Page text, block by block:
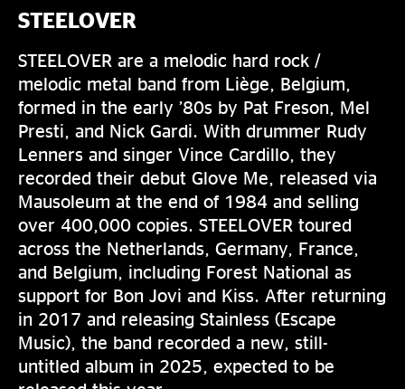
STEELOVER
STEELOVER are a melodic hard rock /
melodic metal band from Liège, Belgium,
formed in the early ’80s by Pat Freson, Mel
Presti, and Nick Gardi. With drummer Rudy
Lenners and singer Vince Cardillo, they
recorded their debut Glove Me, released via
Mausoleum at the end of 1984 and selling
over 400,000 copies. STEELOVER toured
across the Netherlands, Germany, France,
and Belgium, including Forest National as
support for Bon Jovi and Kiss. After returning
in 2017 and releasing Stainless (Escape
Music), the band recorded a new, still-
untitled album in 2025, expected to be